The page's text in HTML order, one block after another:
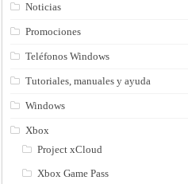
Noticias
Promociones
Teléfonos Windows
Tutoriales, manuales y ayuda
Windows
Xbox
Project xCloud
Xbox Game Pass